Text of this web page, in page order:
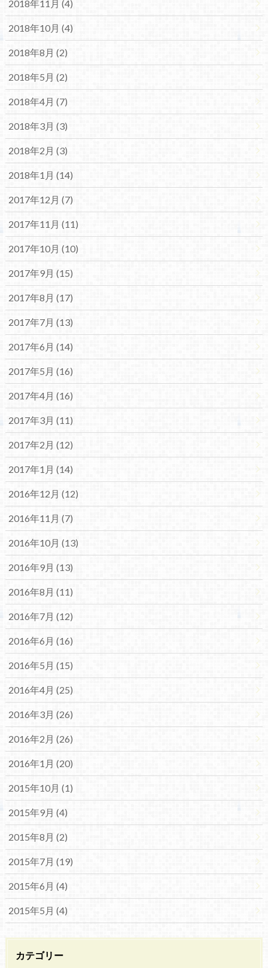
2018年11月 (4)
2018年10月 (4)
2018年8月 (2)
2018年5月 (2)
2018年4月 (7)
2018年3月 (3)
2018年2月 (3)
2018年1月 (14)
2017年12月 (7)
2017年11月 (11)
2017年10月 (10)
2017年9月 (15)
2017年8月 (17)
2017年7月 (13)
2017年6月 (14)
2017年5月 (16)
2017年4月 (16)
2017年3月 (11)
2017年2月 (12)
2017年1月 (14)
2016年12月 (12)
2016年11月 (7)
2016年10月 (13)
2016年9月 (13)
2016年8月 (11)
2016年7月 (12)
2016年6月 (16)
2016年5月 (15)
2016年4月 (25)
2016年3月 (26)
2016年2月 (26)
2016年1月 (20)
2015年10月 (1)
2015年9月 (4)
2015年8月 (2)
2015年7月 (19)
2015年6月 (4)
2015年5月 (4)
カテゴリー